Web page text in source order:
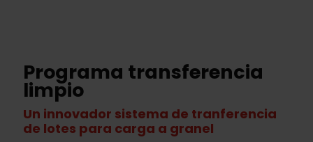
Programa transferencia
limpio
Un innovador sistema de tranferencia
de lotes para carga a granel